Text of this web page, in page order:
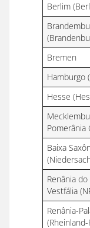
Berlim
Bremen
Hamburgo
Hesse
Pomerânia
Baixa
Renânia
Vestfália
Renânia-
(Rheinland-